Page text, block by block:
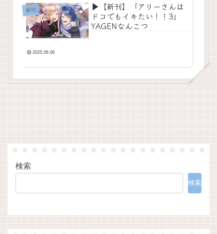
新刊
▶【新刊】「アリーさんは
ドコでもイキたい！！3」
YAGENなんこつ
2025.06.06
検索
検索